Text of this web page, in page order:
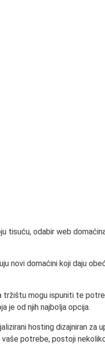
tisuću, odabir web
domaćini koji daju
mogu ispuniti te
je od njih najbolja opcija.
hosting dizajniran za
potrebe, postoji